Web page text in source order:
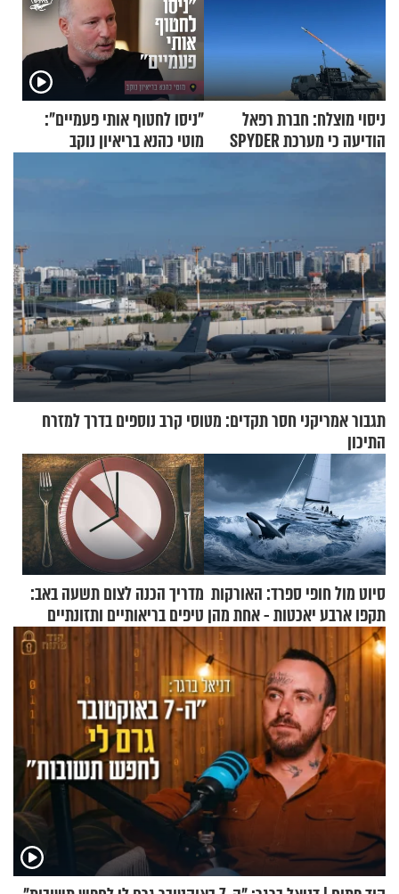
ניסוי מוצלח: חברת רפאל
הודיעה כי מערכת SPYDER
"ניסו לחטוף אותי פעמיים":
מוטי כהנא בריאיון נוקב
תגבור אמריקני חסר תקדים: מטוסי קרב נוספים בדרך למזרח
התיכון
סיוט מול חופי ספרד: האורקות
תקפו ארבע יאכטות - אחת מהן
טבעה
מדריך הכנה לצום תשעה באב:
טיפים בריאותיים ותזונתיים
לשמירה על הגוף